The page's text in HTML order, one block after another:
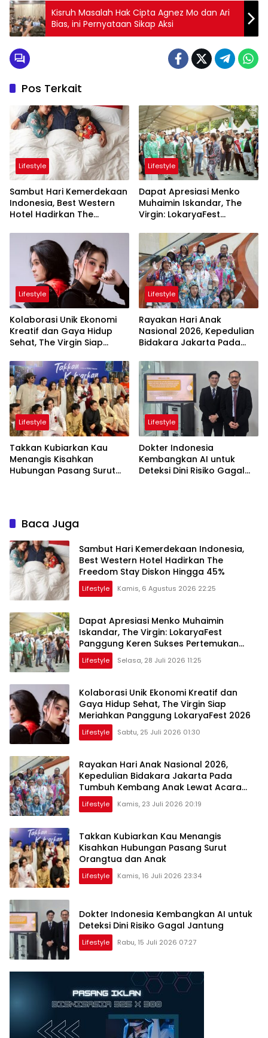
Kisruh Masalah Hak Cipta Agnez Mo dan Ari
Bias, ini Pernyataan Sikap Aksi
Pos Terkait
Lifestyle
Sambut Hari Kemerdekaan
Indonesia, Best Western
Hotel Hadirkan The
Hingga 45%
Lifestyle
Dapat Apresiasi Menko
Muhaimin Iskandar, The
Virgin: LokaryaFest
Pertemukan Kolaborasi
Apik
Lifestyle
Kolaborasi Unik Ekonomi
Kreatif dan Gaya Hidup
Sehat, The Virgin Siap
LokaryaFest 2026
Lifestyle
Rayakan Hari Anak
Nasional 2026, Kepedulian
Bidakara Jakarta Pada
Lewat Acara Where Hope
Begins
Lifestyle
Takkan Kubiarkan Kau
Menangis Kisahkan
Hubungan Pasang Surut
Lifestyle
Dokter Indonesia
Kembangkan AI untuk
Deteksi Dini Risiko Gagal
Baca Juga
Sambut Hari Kemerdekaan Indonesia,
Best Western Hotel Hadirkan The
Freedom Stay Diskon Hingga 45%
Lifestyle Kamis, 6 Agustus 2026 22:25
Dapat Apresiasi Menko Muhaimin
Iskandar, The Virgin: LokaryaFest
Panggung Keren Sukses Pertemukan
Kolaborasi Apik
Lifestyle Selasa, 28 Juli 2026 11:25
Kolaborasi Unik Ekonomi Kreatif dan
Gaya Hidup Sehat, The Virgin Siap
Meriahkan Panggung LokaryaFest 2026
Lifestyle Sabtu, 25 Juli 2026 01:30
Rayakan Hari Anak Nasional 2026,
Kepedulian Bidakara Jakarta Pada
Tumbuh Kembang Anak Lewat Acara
Where Hope Begins
Lifestyle Kamis, 23 Juli 2026 20:19
Takkan Kubiarkan Kau Menangis
Kisahkan Hubungan Pasang Surut
Orangtua dan Anak
Lifestyle Kamis, 16 Juli 2026 23:34
Dokter Indonesia Kembangkan AI untuk
Deteksi Dini Risiko Gagal Jantung
Lifestyle Rabu, 15 Juli 2026 07:27